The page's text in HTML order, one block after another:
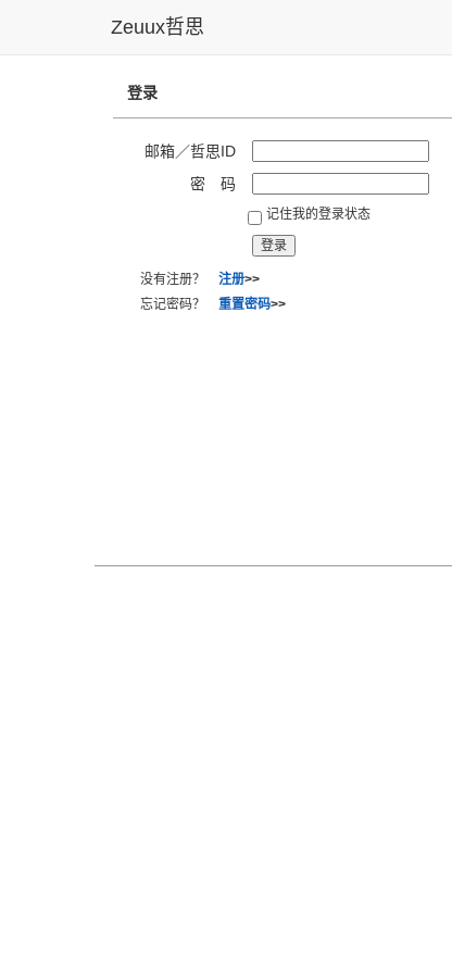
Zeuux哲思
登录
邮箱／哲思ID
密 码
记住我的登录状态
没有注册？ 注册>>
忘记密码？ 重置密码>>